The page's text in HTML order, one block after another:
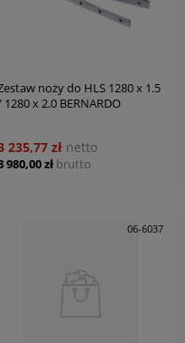
noży do HLS 1280 x 1.5
1280 x 2.0 BERNARDO
980,00 zł brutto
235,77 zł netto
06-6037